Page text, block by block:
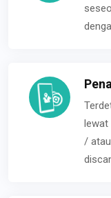
lewat
/